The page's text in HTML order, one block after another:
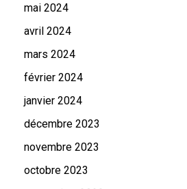
mai 2024
avril 2024
mars 2024
février 2024
janvier 2024
décembre 2023
novembre 2023
octobre 2023